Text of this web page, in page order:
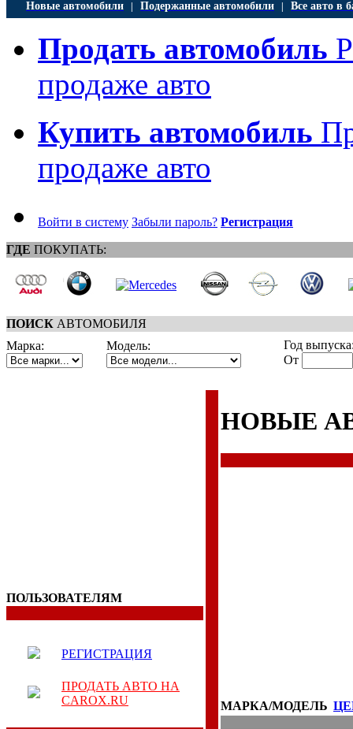
Новые автомобили Подержанные автомобили Все авто в
Продать автомобиль
продаже авто
Купить автомобиль
продаже авто
Войти в систему Забыли пароль? Регистрация
ГДЕ ПОКУПАТЬ:
ПОИСК АВТОМОБИЛЯ
Марка:
Модель:
Год
От
ПОЛЬЗОВАТЕЛЯМ
РЕГИСТРАЦИЯ
ПРОДАТЬ АВТО НА
CAROX.RU
НОВЫЕ
МАРКА/МОДЕЛЬ